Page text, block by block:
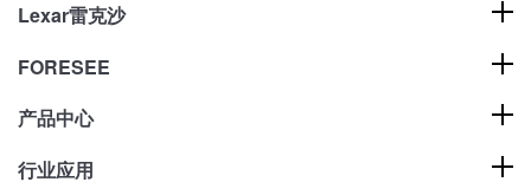
Lexar雷克沙
FORESEE
产品中心
行业应用